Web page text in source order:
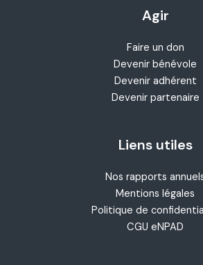
Agir
Faire un don
Devenir bénévole
Devenir adhérent
Devenir partenaire
Liens utiles
Nos rapports
Mentions légales
Politique de
CGU eNPAD